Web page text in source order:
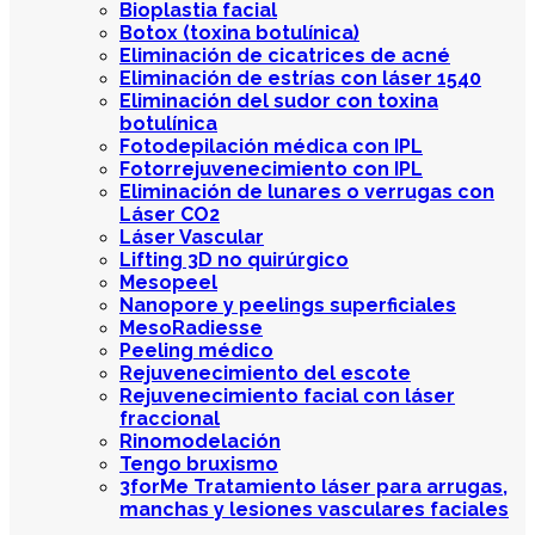
Bioplastia facial
Botox (toxina botulínica)
Eliminación de cicatrices de acné
Eliminación de estrías con láser 1540
Eliminación del sudor con toxina
botulínica
Fotodepilación médica con IPL
Fotorrejuvenecimiento con IPL
Eliminación de lunares o verrugas con
Láser CO2
Láser Vascular
Lifting 3D no quirúrgico
Mesopeel
Nanopore y peelings superficiales
MesoRadiesse
Peeling médico
Rejuvenecimiento del escote
Rejuvenecimiento facial con láser
fraccional
Rinomodelación
Tengo bruxismo
3forMe Tratamiento láser para arrugas,
manchas y lesiones vasculares faciales